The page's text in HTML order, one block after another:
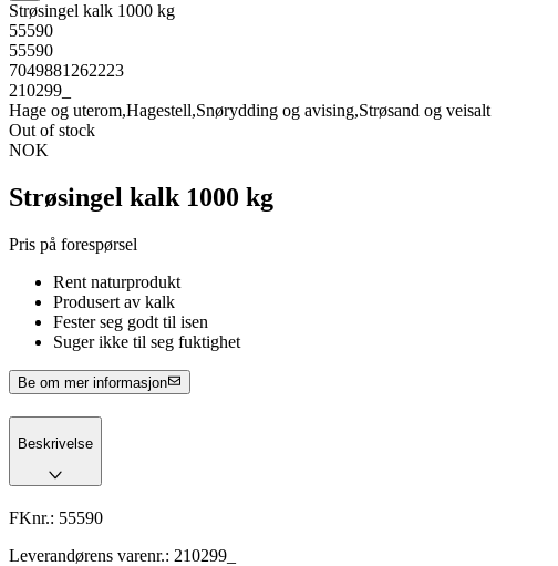
Strøsingel kalk 1000 kg
55590
55590
7049881262223
210299_
Hage og uterom,Hagestell,Snørydding og avising,Strøsand og veisalt
Out of stock
NOK
Strøsingel kalk 1000 kg
Pris på forespørsel
Rent naturprodukt
Produsert av kalk
Fester seg godt til isen
Suger ikke til seg fuktighet
Be om mer informasjon
Beskrivelse
FKnr.: 55590
Leverandørens varenr.: 210299_